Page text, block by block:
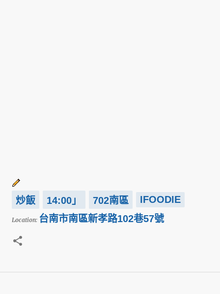
炒飯 14:00」 702南區 IFOODIE
Location: 台南市南區新孝路102巷57號